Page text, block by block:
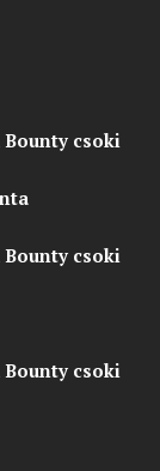
csoki
csoki
csoki